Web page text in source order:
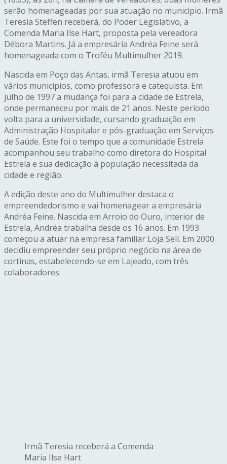
serão homenageadas por sua atuação no município. Irmã
Teresia Steffen receberá, do Poder Legislativo, a
Comenda Maria Ilse Hart, proposta pela vereadora
Débora Martins. Já a empresária Andréa Feine será
homenageada com o Troféu Multimulher 2019.
Nascida em Poço das Antas, irmã Teresia atuou em
vários municípios, como professora e catequista. Em
julho de 1997 a mudança foi para a cidade de Estrela,
onde permaneceu por mais de 21 anos. Neste período
volta para a universidade, cursando graduação em
Administração Hospitalar e pós-graduação em Serviços
de Saúde. Este foi o tempo que a comunidade Estrela
acompanhou seu trabalho como diretora do Hospital
Estrela e sua dedicação à população necessitada da
cidade e região.
A edição deste ano do Multimulher destaca o
empreendedorismo e vai homenagear a empresária
Andréa Feine. Nascida em Arroio do Ouro, interior de
Estrela, Andréa trabalha desde os 16 anos. Em 1993
começou a atuar na empresa familiar Loja Seli. Em 2000
decidiu empreender seu próprio negócio na área de
cortinas, estabelecendo-se em Lajeado, com três
colaboradores.
Irmã Teresia receberá a Comenda
Maria Ilse Hart